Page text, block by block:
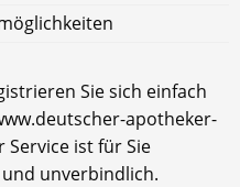
Sie sich einfach
apotheker-
ist für Sie
unverbindlich.